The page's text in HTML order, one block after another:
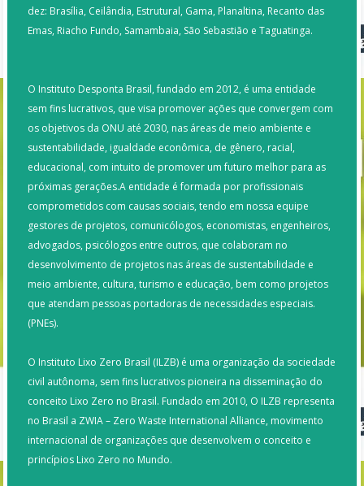
dez: Brasília, Ceilândia, Estrutural, Gama, Planaltina, Recanto das
Emas, Riacho Fundo, Samambaia, São Sebastião e Taguatinga.
O Instituto Desponta Brasil, fundado em 2012, é uma entidade
sem fins lucrativos, que visa promover ações que convergem com
os objetivos da ONU até 2030, nas áreas de meio ambiente e
sustentabilidade, igualdade econômica, de gênero, racial,
educacional, com intuito de promover um futuro melhor para as
próximas gerações.A entidade é formada por profissionais
comprometidos com causas sociais, tendo em nossa equipe
gestores de projetos, comunicólogos, economistas, engenheiros,
advogados, psicólogos entre outros, que colaboram no
desenvolvimento de projetos nas áreas de sustentabilidade e
meio ambiente, cultura, turismo e educação, bem como projetos
que atendam pessoas portadoras de necessidades especiais.
(PNEs).
O Instituto Lixo Zero Brasil (ILZB) é uma organização da sociedade
civil autônoma, sem fins lucrativos pioneira na disseminação do
conceito Lixo Zero no Brasil. Fundado em 2010, O ILZB representa
no Brasil a ZWIA – Zero Waste International Alliance, movimento
internacional de organizações que desenvolvem o conceito e
princípios Lixo Zero no Mundo.